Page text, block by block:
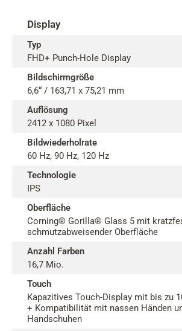
Display
Typ
FHD+ Punch-Hole Display
Bildschirmgröße
6,6“ / 163,71 x 75,21 mm
Auflösung
2412 x 1080 Pixel
Bildwiederholrate
60 Hz, 90 Hz, 120 Hz
Technologie
IPS
Oberfläche
Corning® Gorilla® Glass 5 mit
schmutzabweisender Oberfläche
Anzahl Farben
16,7 Mio.
Touch
Kapazitives Touch-Display mit bis zu
+ Kompatibilität mit nassen Händen
Handschuhen